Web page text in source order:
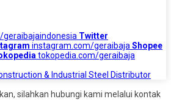
Twitter
instagram.com/geraibajaShopee
tokopedia.com/geraibaja
& Industrial Steel Distributor
silahkan hubungi kami melalui kontak